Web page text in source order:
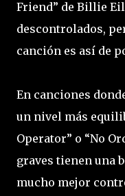
Friend” de Billie
descontrolados,
canción es así de
En canciones
un nivel más
Operator” o “No
graves tienen una
mucho mejor